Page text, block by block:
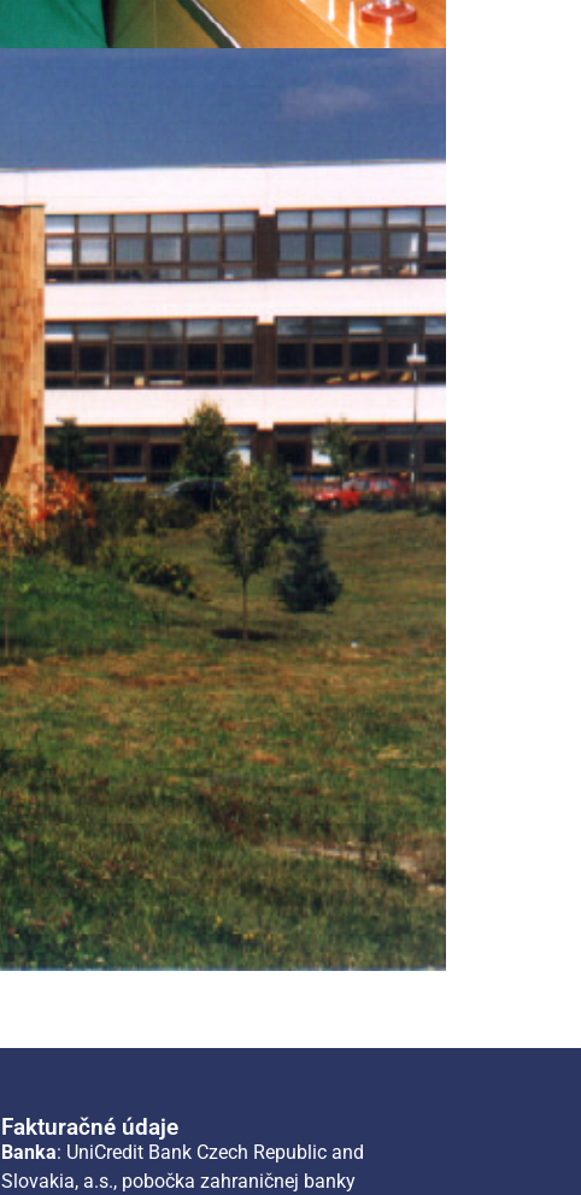
Fakturačné údaje
Banka: UniCredit Bank Czech Republic and
Slovakia, a.s., pobočka zahraničnej banky